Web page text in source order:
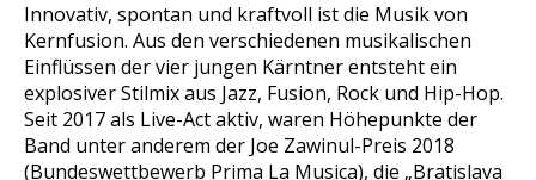
Innovativ, spontan und kraftvoll ist die Musik von
Kernfusion. Aus den verschiedenen musikalischen
Einflüssen der vier jungen Kärntner entsteht ein
explosiver Stilmix aus Jazz, Fusion, Rock und Hip-Hop.
Seit 2017 als Live-Act aktiv, waren Höhepunkte der
Band unter anderem der Joe Zawinul-Preis 2018
(Bundeswettbewerb Prima La Musica), die „Bratislava